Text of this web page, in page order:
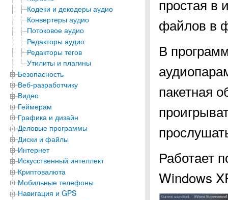
Кодеки и декодеры аудио
Конвертеры аудио
Потоковое аудио
Редакторы аудио
Редакторы тегов
Утилиты и плагины
Безопасность
Веб-разработчику
Видео
Геймерам
Графика и дизайн
Деловые программы
Диски и файлы
Интернет
Искусственный интеллект
Криптовалюта
Мобильные телефоны
Навигация и GPS
простая в
файлов в
В
пакетная
Работает
Windows